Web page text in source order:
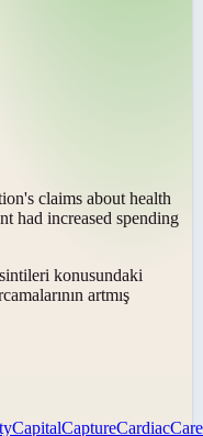
claims about health
had increased spending
konusundaki
artmış
CapitalCaptureCardiacCare